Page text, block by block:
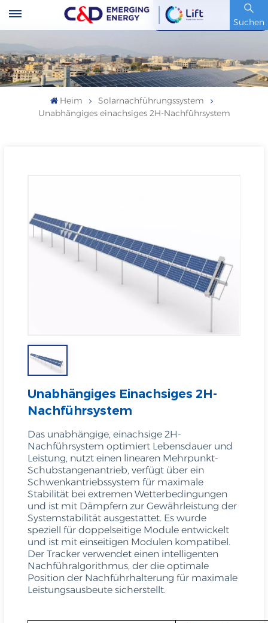
Suchen
Artikelnummer : 600153.SH
Heim
Solarnachführungssystem
Unabhängiges einachsiges 2H-Nachführsystem
Unabhängiges Einachsiges 2H-
Nachführsystem
Das unabhängige, einachsige 2H-
Nachführsystem optimiert Lebensdauer und
Leistung, nutzt einen linearen Mehrpunkt-
Schubstangenantrieb, verfügt über ein
Schwenkantriebssystem für maximale
Stabilität bei extremen Wetterbedingungen
und ist mit Dämpfern zur Gewährleistung der
Systemstabilität ausgestattet. Es wurde
speziell für doppelseitige Module entwickelt
und ist mit einseitigen Modulen kompatibel.
Der Tracker verwendet einen intelligenten
Nachführalgorithmus, der die optimale
Position der Nachführhalterung für maximale
Leistungsausbeute sicherstellt.